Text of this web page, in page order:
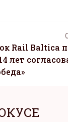
Rail Baltica
лет